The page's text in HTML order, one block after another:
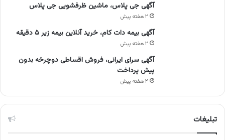
آگهی جی پلاس، ماشین ظرفشویی جی پلاس
۲ هفته پیش
آگهی بیمه دات کام، خرید آنلاین بیمه زیر ۵ دقیقه
۲ هفته پیش
آگهی سرای ایرانی، فروش اقساطی دوچرخه بدون
پیش پرداخت
۲ هفته پیش
تبلیغات